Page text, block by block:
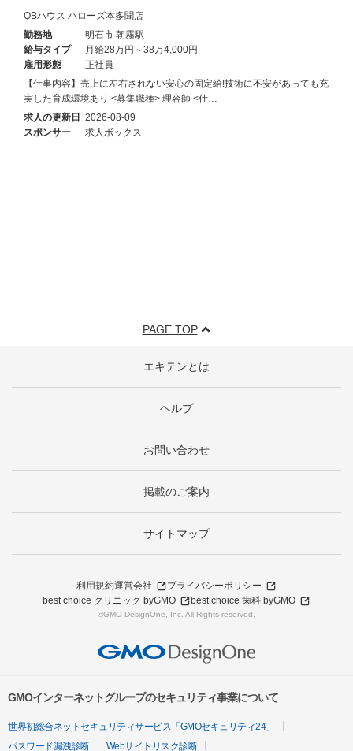
QBハウス ハローズ本多聞店
勤務地
明石市 朝霧駅
給与タイプ
月給28万円～38万4,000円
雇用形態
正社員
【仕事内容】売上に左右されない安心の固定給!技術に不安があっても充
実した育成環境あり <募集職種> 理容師 <仕…
求人の更新日 2026-08-09
スポンサー
求人ボックス
PAGE TOP
エキテンとは
ヘルプ
お問い合わせ
掲載のご案内
サイトマップ
利用規約運営会社
プライバシーポリシー
best choice クリニック byGMO
best choice 歯科 byGMO
©GMO DesignOne, Inc. All Rights reserved.
GMOインターネットグループのセキュリティ事業について
世界初総合ネットセキュリティサービス「GMOセキュリティ24」
パスワード漏洩診断
Webサイトリスク診断